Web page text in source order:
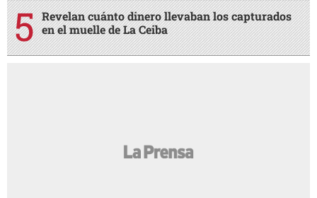
Revelan cuánto dinero llevaban los capturados
en el muelle de La Ceiba